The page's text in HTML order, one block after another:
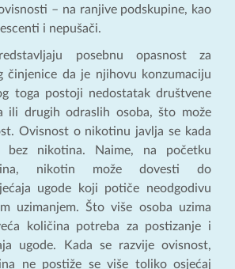
– na ranjive podskupine, kao
i nepušači.
posebnu opasnost za
činjenice da je njihovu konzumaciju
toga postoji nedostatak društvene
ili drugih odraslih osoba, što može
Ovisnost o nikotinu javlja se kada
bez nikotina. Naime, na početku
nikotin može dovesti do
ugode koji potiče neodgodivu
uzimanjem. Što više osoba uzima
količina potreba za postizanje i
ugode. Kada se razvije ovisnost,
ne postiže se više toliko osjećaj